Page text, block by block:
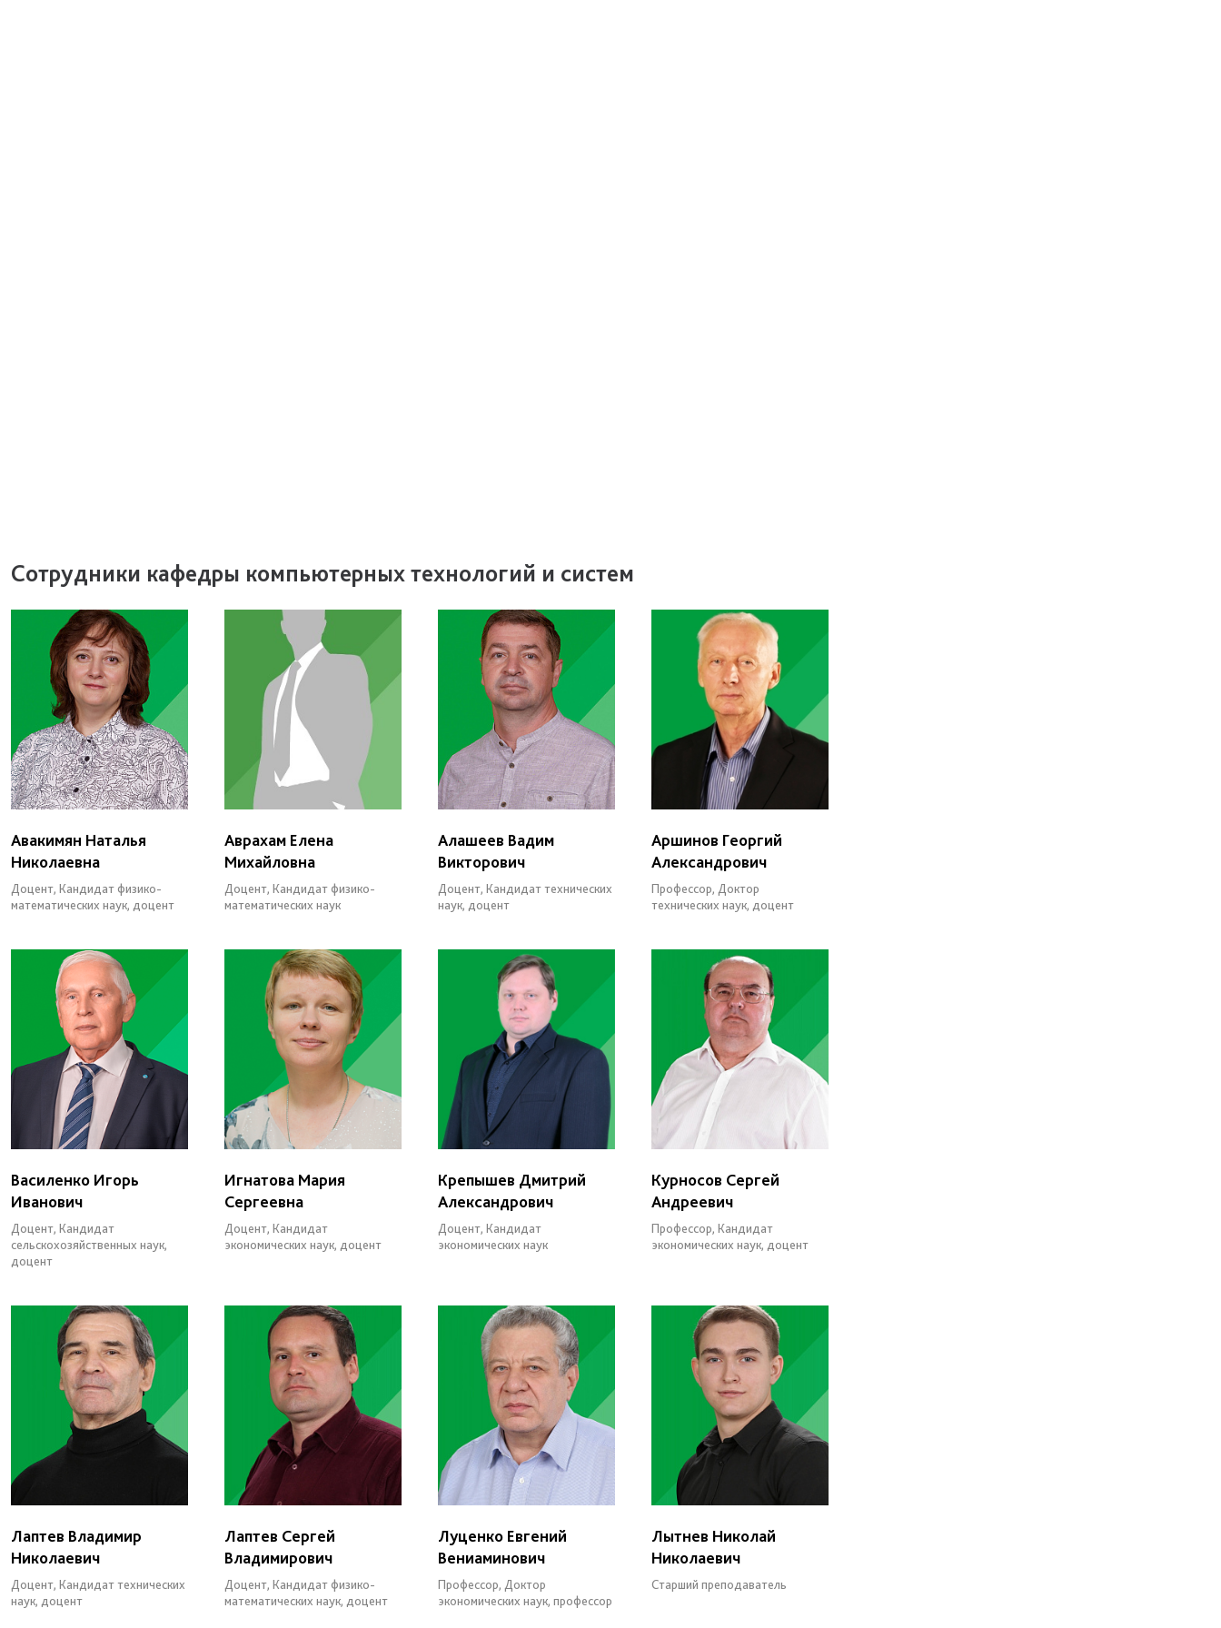
Сотрудники кафедры компьютерных технологий и систем
Авакимян Наталья
Николаевна
Доцент, Кандидат физико-
математических наук, доцент
Аврахам Елена
Михайловна
Доцент, Кандидат физико-
математических наук
Алашеев Вадим
Викторович
Доцент, Кандидат технических
наук, доцент
Аршинов Георгий
Александрович
Профессор, Доктор
технических наук, доцент
Василенко Игорь
Иванович
Доцент, Кандидат
сельскохозяйственных наук,
доцент
Игнатова Мария
Сергеевна
Доцент, Кандидат
экономических наук, доцент
Крепышев Дмитрий
Александрович
Доцент, Кандидат
экономических наук
Курносов Сергей
Андреевич
Профессор, Кандидат
экономических наук, доцент
Лаптев Владимир
Николаевич
Доцент, Кандидат технических
наук, доцент
Лаптев Сергей
Владимирович
Доцент, Кандидат физико-
математических наук, доцент
Луценко Евгений
Вениаминович
Профессор, Доктор
экономических наук, профессор
Лытнев Николай
Николаевич
Старший преподаватель